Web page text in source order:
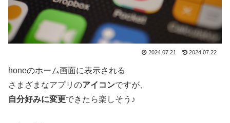
2024.07.21 2024.07.22
honeのホーム画面に表示される
さまざまなアプリのアイコンですが、
自分好みに変更できたら楽しそう♪